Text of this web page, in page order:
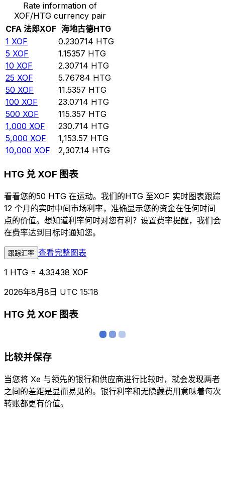
Rate information of
XOF/HTG currency pair
CFA 法郎XOF 海地古德HTG
1 XOF 0.230714 HTG
5 XOF 1.15357 HTG
10 XOF 2.30714 HTG
25 XOF 5.76784 HTG
50 XOF 11.5357 HTG
100 XOF 23.0714 HTG
500 XOF 115.357 HTG
1,000 XOF 230.714 HTG
5,000 XOF 1,153.57 HTG
10,000 XOF 2,307.14 HTG
HTG 兑 XOF 图表
看看您的50 HTG 在运动。我们的HTG 至XOF 实时图表跟踪
12 个月的实时中间市场利率，准确显示您的资金在任何时间
点的价值。想知道利率何时对您有利？设置费率提醒，我们会
在费率达到目标时通知您。
跟踪汇率 查看完整图表
1 HTG = 4.33438 XOF
2026年8月8日 UTC 15:18
HTG 兑 XOF 图表
比较并保存
当您将 Xe 与领先的银行和供应商进行比较时，就会发现两者
之间的差距是显而易见的。银行利率和无隐藏费用意味着每次
转账都更有价值。